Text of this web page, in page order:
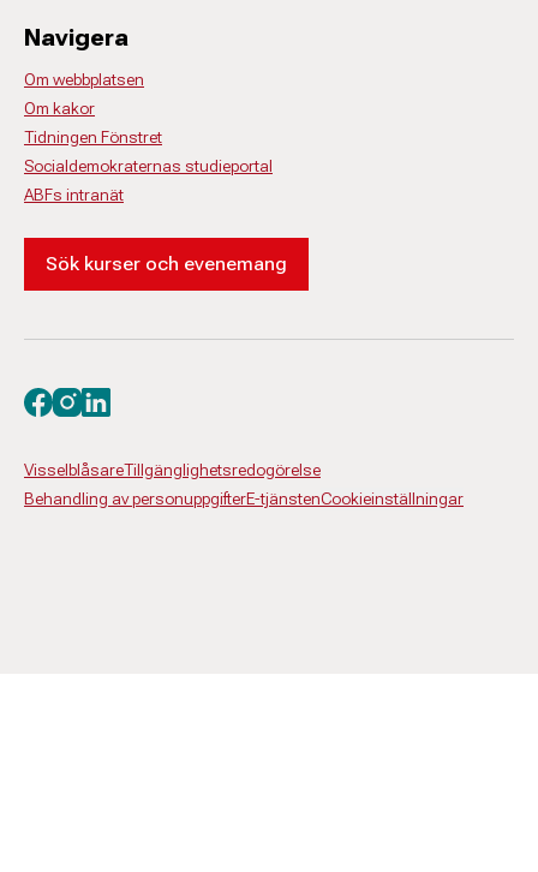
Navigera
Om webbplatsen
Om kakor
Tidningen Fönstret
Socialdemokraternas studieportal
ABFs intranät
Sök kurser och evenemang
VisselblåsareTillgänglighetsredogörelse
Behandling av personuppgifterE-tjänstenCookieinställningar
Besök oss på facebook
Besök oss på instagram
Besök oss på linkedin